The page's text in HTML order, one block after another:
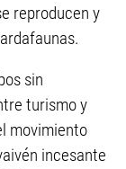
reproducen y
sin
turismo y
movimiento
incesante